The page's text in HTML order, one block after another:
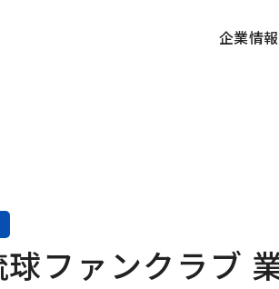
企業情報
球ファンクラブ